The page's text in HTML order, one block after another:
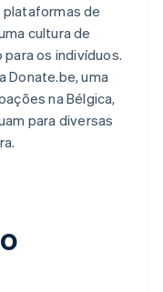
de
cultura de
os indivíduos.
Donate.be, uma
na Bélgica,
para diversas